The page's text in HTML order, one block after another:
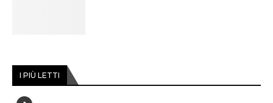
I PIÙ LETTI